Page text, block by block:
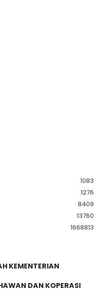
1083
1276
8409
13760
1668813
KEMENTERIAN
DAN KOPERASI